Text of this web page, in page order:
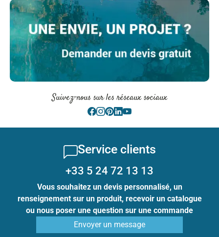
Suivez-nous sur les réseaux sociaux
Service clients
+33 5 24 72 13 13
Vous souhaitez un devis personnalisé, un
renseignement sur un produit, recevoir un catalogue
ou nous poser une question sur une commande
Envoyer un message